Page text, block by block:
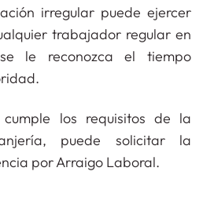
irregular puede ejercer
trabajador regular en
le reconozca el tiempo
los requisitos de la
puede solicitar la
por Arraigo Laboral.